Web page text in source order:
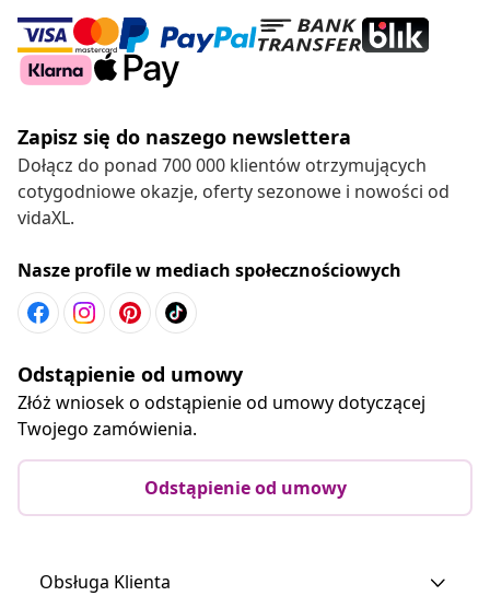
Zapisz się do naszego newslettera
Dołącz do ponad 700 000 klientów otrzymujących
cotygodniowe okazje, oferty sezonowe i nowości od
vidaXL.
Nasze profile w mediach społecznościowych
Odstąpienie od umowy
Złóż wniosek o odstąpienie od umowy dotyczącej
Twojego zamówienia.
Odstąpienie od umowy
Obsługa Klienta